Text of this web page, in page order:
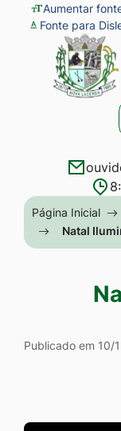
Seção
de
atalhos
Ir
para
conteúdo
menu
[alt+2]
Ir
[alt+3]
o
Aumentar
Fonte para
Seção
menu
Seção
do
menu
Página Inicial
Natal
Galeria
Publicado em 10/